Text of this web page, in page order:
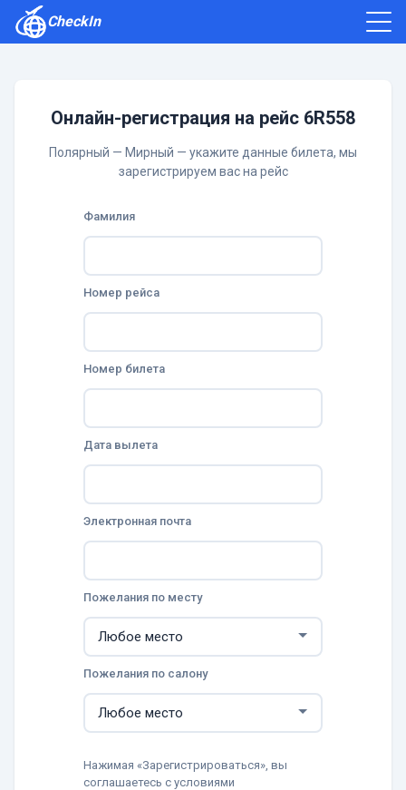
CheckIn
Онлайн-регистрация на рейс 6R558
Полярный — Мирный — укажите данные билета, мы
зарегистрируем вас на рейс
Фамилия
Номер рейса
Номер билета
Дата вылета
Электронная почта
Пожелания по месту
Пожелания по салону
Нажимая «Зарегистрироваться», вы
соглашаетесь с условиями